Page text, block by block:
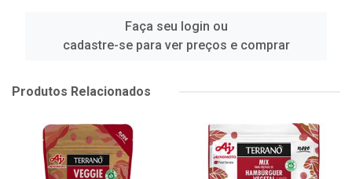
Faça seu login ou
cadastre-se para ver preços e comprar
Produtos Relacionados